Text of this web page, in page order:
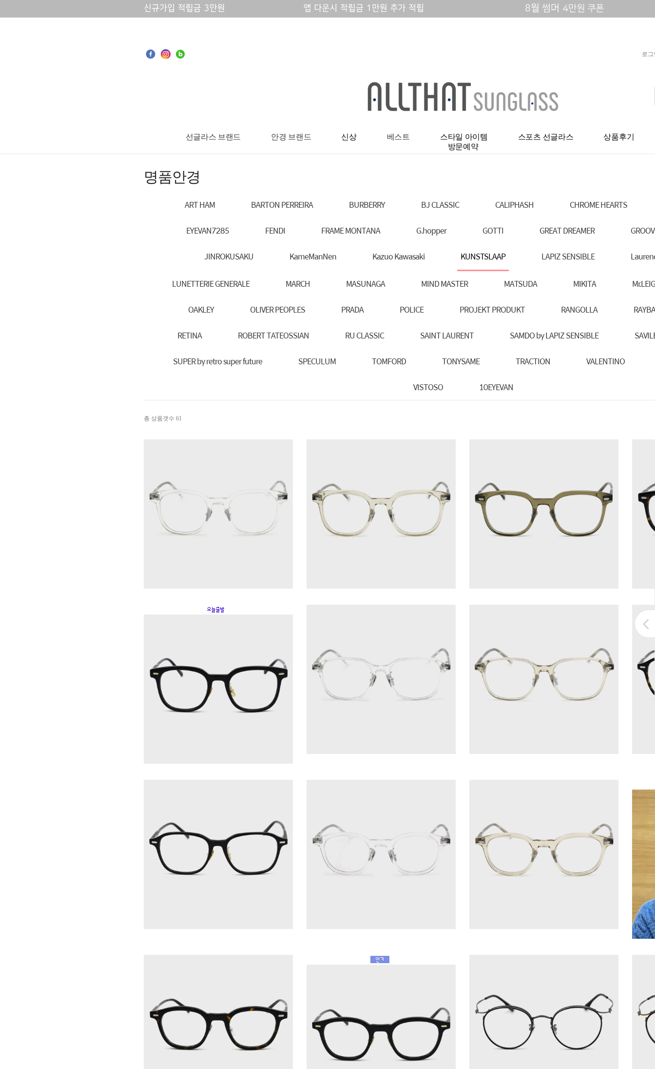
로그
선글라스 브랜드 안경 브랜드 신상 베스트 스타일 아이템 스포츠 선글라스
상품후기
방문예약
명품안경
ART HAM BARTON PERREIRA BURBERRY BJ CLASSIC CALIPHASH CHROME HEARTS
EYEVAN7285 FENDI FRAME MONTANA G.hopper GOTTI GREAT DREAMER
JINROKUSAKU KameManNen Kazuo Kawasaki KUNSTSLAAP LAPIZ SENSIBLE
LUNETTERIE GENERALE MARCH MASUNAGA MIND MASTER MATSUDA MIKITA
OAKLEY OLIVER PEOPLES PRADA POLICE PROJEKT PRODUKT RANGOLLA
RETINA ROBERT TATEOSSIAN RU CLASSIC SAINT LAURENT SAMDO by LAPIZ SENSIBLE
SUPER by retro super future SPECULUM TOMFORD TONYSAME TRACTION VALENTINO
VISTOSO 10EYEVAN
총 상품갯수 61